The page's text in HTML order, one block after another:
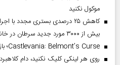
موکول نکنید
کاهش ۲۵ درصدی بستری مجدد
بیش از ۳۰۰۰ مورد جدید سرطان در خانواده بیماران
Castlevania: Belmont’s Curse؛ بازگشت باشکوه شکارچیان خون‌آشام
روی هر لینکی کلیک نکنید، دام